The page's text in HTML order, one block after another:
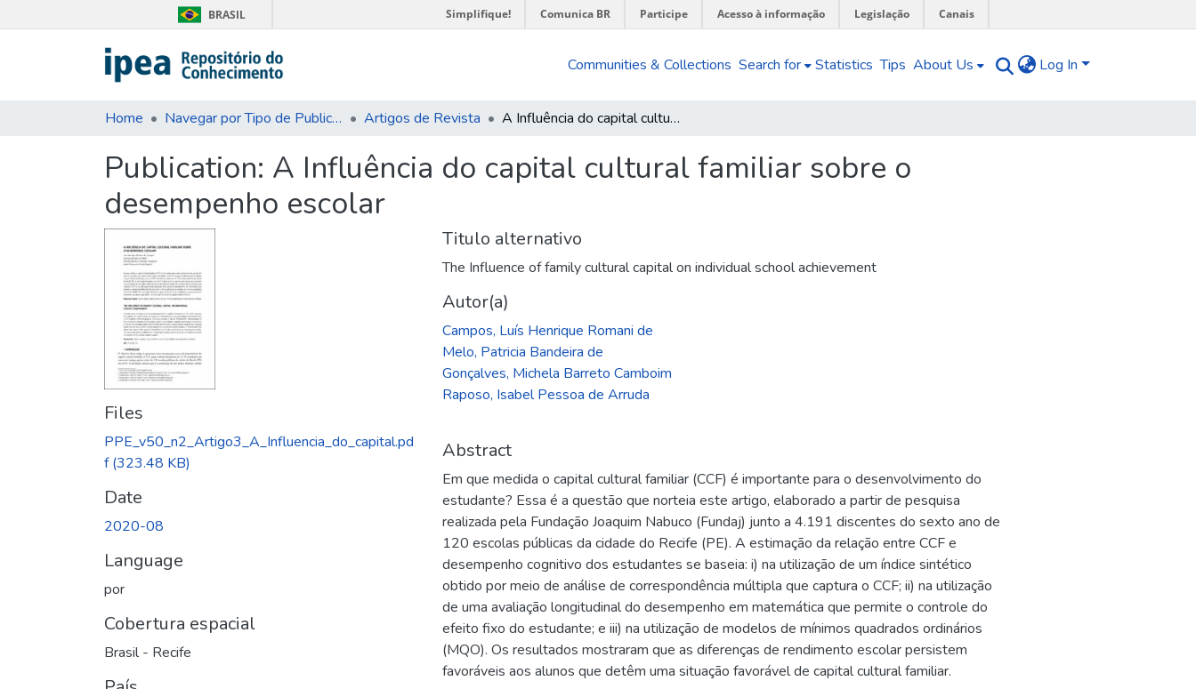
BRASIL Simplifique! Comunica BR Participe Acesso à informação Legislação Canais
Communities & Collections Search for Statistics Tips About Us Log In
Home Navegar por Tipo de Publicação Artigos de Revista A Influência do capital cultural familiar sobre o desempenho escolar
Publication: A Influência do capital cultural familiar sobre o
desempenho escolar
Files
PPE_v50_n2_Artigo3_A_Influencia_do_capital.pd
f(323.48 KB)
Date
2020-08
Language
por
Cobertura espacial
Brasil - Recife
Titulo alternativo
The Influence of family cultural capital on individual school achievement
Autor(a)
Campos, Luís Henrique Romani de
Melo, Patricia Bandeira de
Gonçalves, Michela Barreto Camboim
Raposo, Isabel Pessoa de Arruda
Abstract
Em que medida o capital cultural familiar (CCF) é importante para o desenvolvimento do
estudante? Essa é a questão que norteia este artigo, elaborado a partir de pesquisa
realizada pela Fundação Joaquim Nabuco (Fundaj) junto a 4.191 discentes do sexto ano de
120 escolas públicas da cidade do Recife (PE). A estimação da relação entre CCF e
desempenho cognitivo dos estudantes se baseia: i) na utilização de um índice sintético
obtido por meio de análise de correspondência múltipla que captura o CCF; ii) na utilização
de uma avaliação longitudinal do desempenho em matemática que permite o controle do
efeito fixo do estudante; e iii) na utilização de modelos de mínimos quadrados ordinários
(MQO). Os resultados mostraram que as diferenças de rendimento escolar persistem
favoráveis aos alunos que detêm uma situação favorável de capital cultural familiar.